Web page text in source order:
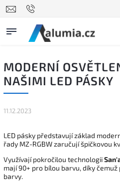
MODERNÍ
NAŠIMI LED PÁSKY
11.12.2023
LED pásky představují základ
řady MZ-RGBW zaručují špičkovou
Využívají pokročilou technologii
mají 90+ pro bílou barvu, díky
barvy.